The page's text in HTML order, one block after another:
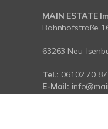
MAIN ESTATE
Bahnhofstraße
63263 Neu-
Tel.: 06102 70
E-Mail:
Web: